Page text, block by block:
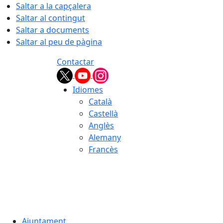
Saltar a la capçalera
Saltar al contingut
Saltar a documents
Saltar al peu de pàgina
Contactar
Idiomes
Català
Castellà
Anglès
Alemany
Francès